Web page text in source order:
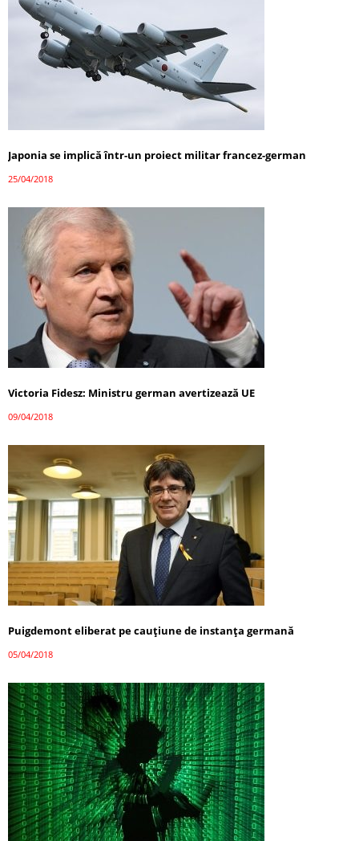
Japonia se implică într-un proiect militar francez-german
25/04/2018
Victoria Fidesz: Ministru german avertizează UE
09/04/2018
Puigdemont eliberat pe cauțiune de instanța germană
05/04/2018